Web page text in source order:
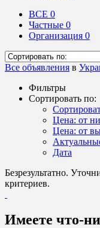
ВСЕ 0
Частные 0
Организация 0
Все объявления в
Фильтры
Сортировать по:
Цена: от
Цена: от
Дата
Безрезультатно.
критериев.
Имеете что-